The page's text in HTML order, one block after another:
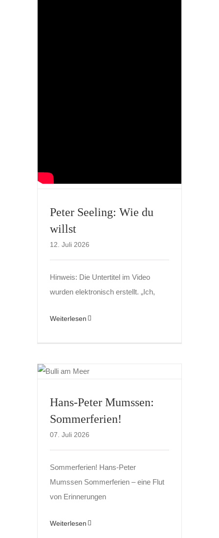
Peter Seeling: Wie du
willst
12. Juli 2026
Hinweis: Die Untertitel im Video
wurden elektronisch erstellt. „Ich,
Weiterlesen
Hans-Peter Mumssen:
Sommerferien!
07. Juli 2026
Sommerferien! Hans-Peter
Mumssen Sommerferien – eine Flut
von Erinnerungen
Weiterlesen